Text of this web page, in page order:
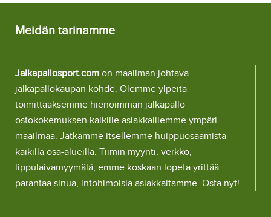
Meidän tarinamme
Jalkapallosport.com on maailman johtava
jalkapallokaupan kohde. Olemme ylpeitä
toimittaaksemme hienoimman jalkapallo
ostokokemuksen kaikille asiakkaillemme ympäri
maailmaa. Jatkamme itsellemme huippuosaamista
kaikilla osa-alueilla. Tiimin myynti, verkko,
lippulaivamyymälä, emme koskaan lopeta yrittää
parantaa sinua, intohimoisia asiakkaitamme. Osta nyt!